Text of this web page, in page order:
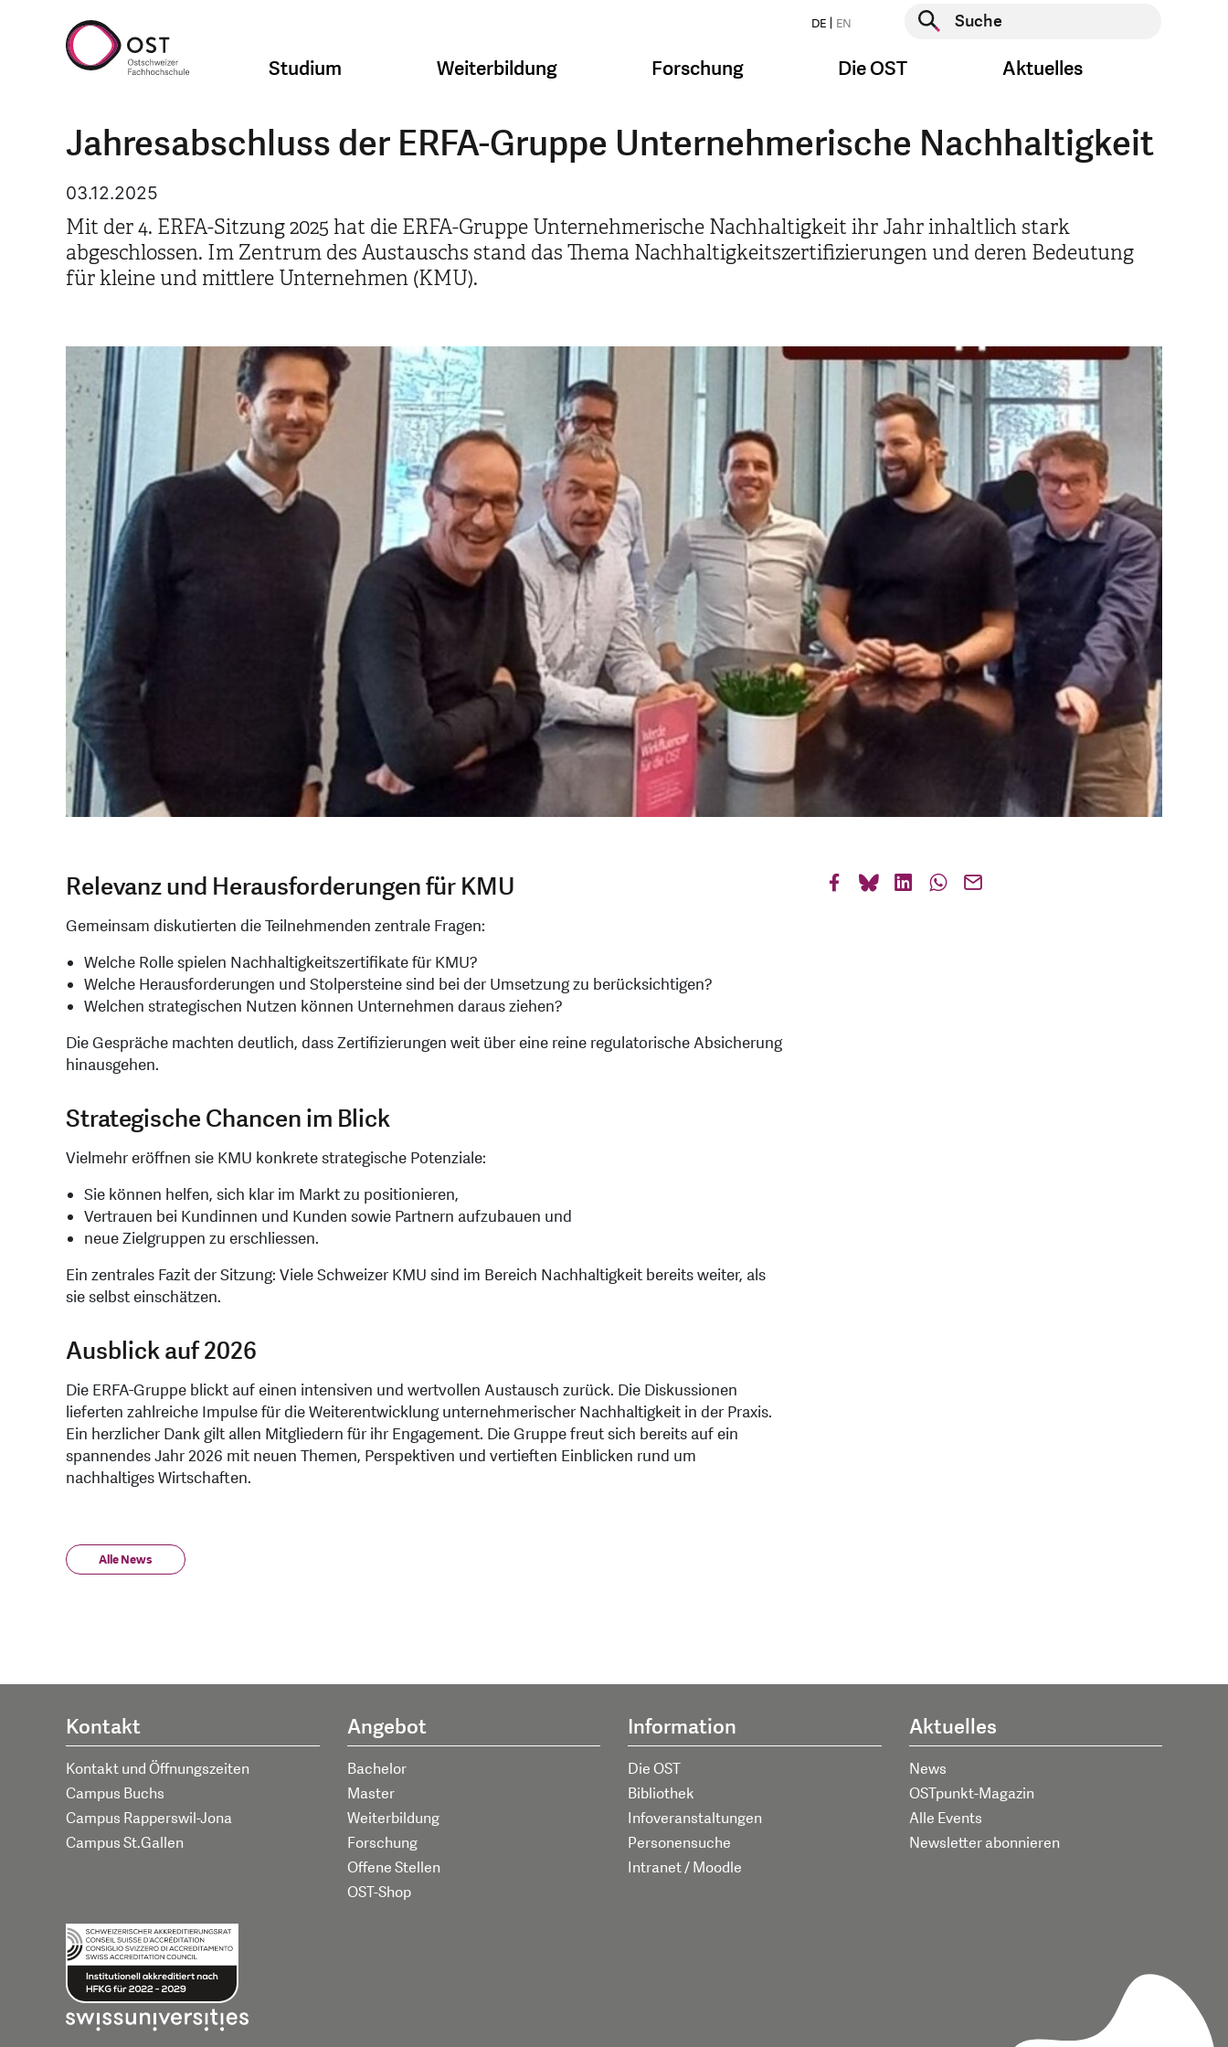
DE EN
Suche starten
Studium Weiterbildung Forschung Die OST Aktuelles
Jahresabschluss der ERFA-Gruppe Unternehmerische Nachhaltigkeit
03.12.2025
Mit der 4. ERFA-Sitzung 2025 hat die ERFA-Gruppe Unternehmerische Nachhaltigkeit ihr Jahr inhaltlich stark
abgeschlossen. Im Zentrum des Austauschs stand das Thema Nachhaltigkeitszertifizierungen und deren Bedeutung
für kleine und mittlere Unternehmen (KMU).
Relevanz und Herausforderungen für KMU
Gemeinsam diskutierten die Teilnehmenden zentrale Fragen:
Welche Rolle spielen Nachhaltigkeitszertifikate für KMU?
Welche Herausforderungen und Stolpersteine sind bei der Umsetzung zu berücksichtigen?
Welchen strategischen Nutzen können Unternehmen daraus ziehen?
Die Gespräche machten deutlich, dass Zertifizierungen weit über eine reine regulatorische Absicherung
hinausgehen.
Strategische Chancen im Blick
Vielmehr eröffnen sie KMU konkrete strategische Potenziale:
Sie können helfen, sich klar im Markt zu positionieren,
Vertrauen bei Kundinnen und Kunden sowie Partnern aufzubauen und
neue Zielgruppen zu erschliessen.
Ein zentrales Fazit der Sitzung: Viele Schweizer KMU sind im Bereich Nachhaltigkeit bereits weiter, als
sie selbst einschätzen.
Ausblick auf 2026
Die ERFA-Gruppe blickt auf einen intensiven und wertvollen Austausch zurück. Die Diskussionen
lieferten zahlreiche Impulse für die Weiterentwicklung unternehmerischer Nachhaltigkeit in der Praxis.
Ein herzlicher Dank gilt allen Mitgliedern für ihr Engagement. Die Gruppe freut sich bereits auf ein
spannendes Jahr 2026 mit neuen Themen, Perspektiven und vertieften Einblicken rund um
nachhaltiges Wirtschaften.
Alle News
Kontakt
Kontakt und Öffnungszeiten
Campus Buchs
Campus Rapperswil-Jona
Campus St.Gallen
Angebot
Bachelor
Master
Weiterbildung
Forschung
Offene Stellen
OST-Shop
Information
Die OST
Bibliothek
Infoveranstaltungen
Personensuche
Intranet / Moodle
Aktuelles
News
OSTpunkt-Magazin
Alle Events
Newsletter abonnieren